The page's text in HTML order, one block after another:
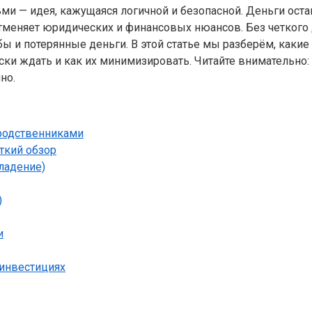
— идея, кажущаяся логичной и безопасной. Деньги
юридических и финансовых нюансов. Без
и потерянные деньги. В этой статье мы разберём,
ждать и как их минимизировать. Читайте
обзор